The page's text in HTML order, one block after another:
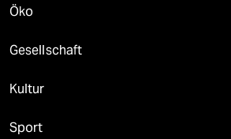
Öko
Gesellschaft
Kultur
Sport